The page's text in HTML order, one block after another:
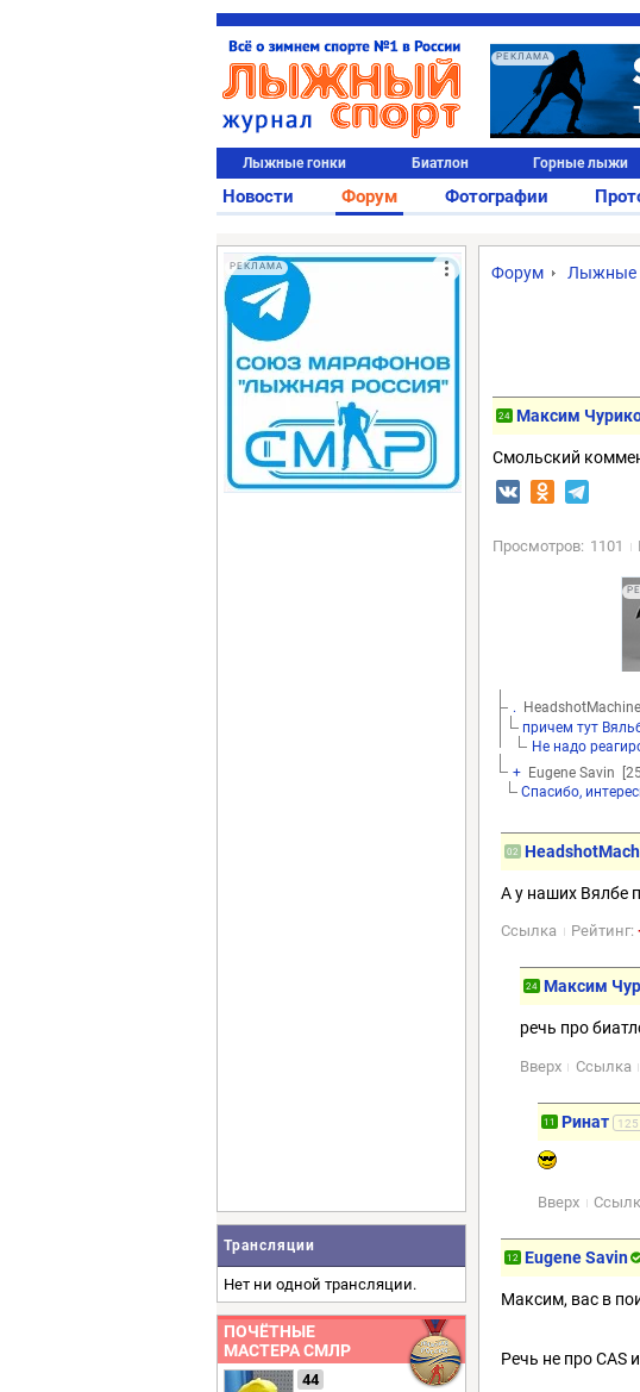
РЕКЛАМА
Лыжные гонки Биатлон Горные лыжи
Новости Форум Фотографии
РЕКЛАМА
Трансляции
Нет ни одной трансляции.
ПОЧЁТНЫЕ
МАСТЕРА СМЛР
44
Форум Лыжные
24 Максим
Смольский
Просмотров: 1101
.
причем тут
Не надо
+Eugene Savin
Спасибо,
02
А у наших Вялбе
Ссылка Рейтинг:
24 Максим
речь про
Вверх Ссылка
11 Ринат 125
Вверх
12 Eugene Savin
Максим, вас в
Речь не про CAS